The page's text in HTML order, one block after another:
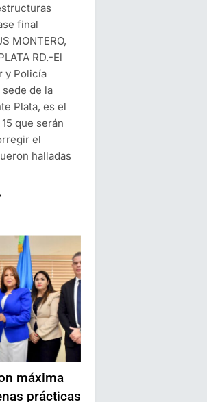
final
MONTERO,
RD.-El
y Policía
de la
Plata, es el
que serán
el
halladas
máxima
prácticas